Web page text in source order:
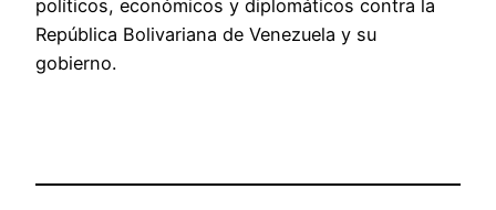
políticos, económicos y diplomáticos contra la
República Bolivariana de Venezuela y su
gobierno.